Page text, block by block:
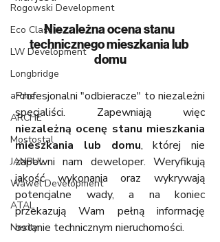
Rogowski Development
Eco Classic
LW Development
Longbridge
arche
ARCHE
Mostostal
JANPUL
Wawel Development
ATAL
Nexity
Niezależna ocena stanu
technicznego mieszkania lub
domu
Profesjonalni "odbieracze" to niezależni
niezależną ocenę stanu mieszkania
mieszkania lub domu, której nie
zapewni nam deweloper. Weryfikują
jakość wykonania oraz wykrywają
potencjalne wady, a na koniec
przekazują Wam pełną informację
ostanie technicznym nieruchomości.